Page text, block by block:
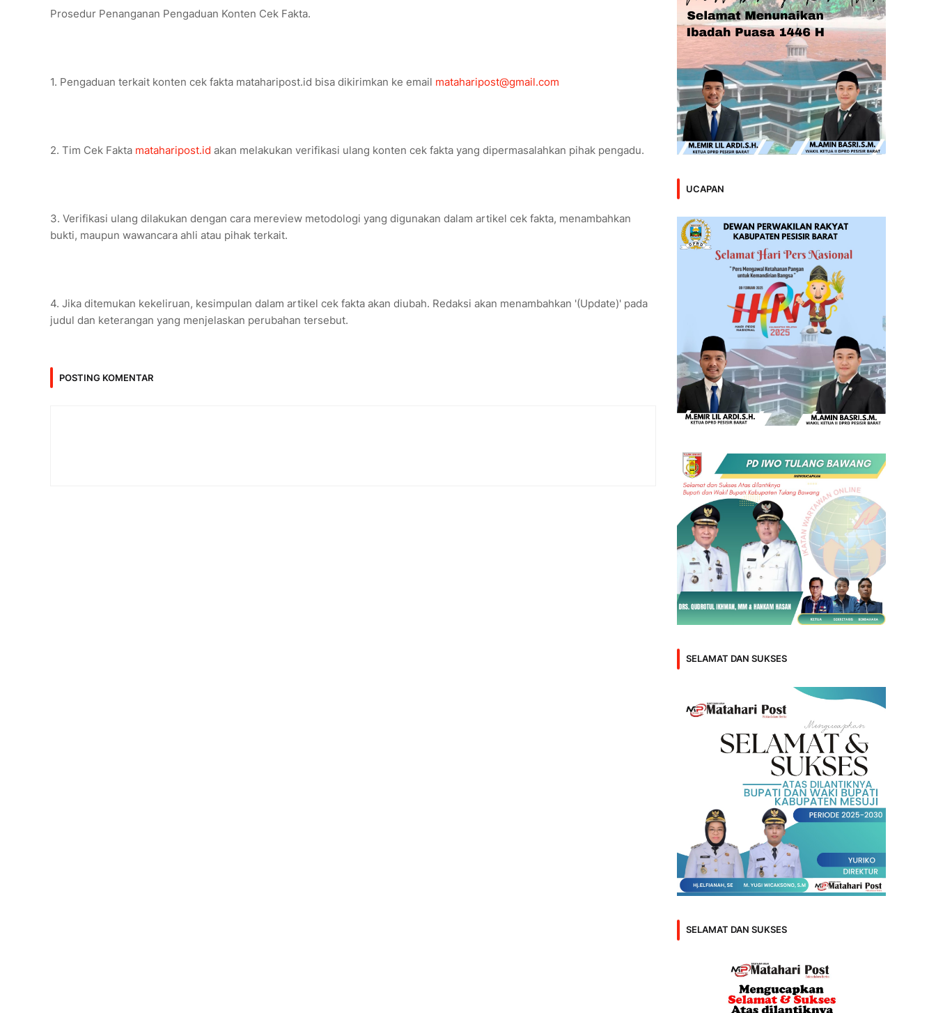
Prosedur Penanganan Pengaduan Konten Cek Fakta.
1. Pengaduan terkait konten cek fakta mataharipost.id bisa dikirimkan ke email mataharipost@gmail.com
2. Tim Cek Fakta mataharipost.id akan melakukan verifikasi ulang konten cek fakta yang dipermasalahkan pihak pengadu.
3. Verifikasi ulang dilakukan dengan cara mereview metodologi yang digunakan dalam artikel cek fakta, menambahkan
bukti, maupun wawancara ahli atau pihak terkait.
4. Jika ditemukan kekeliruan, kesimpulan dalam artikel cek fakta akan diubah. Redaksi akan menambahkan '(Update)' pada
judul dan keterangan yang menjelaskan perubahan tersebut.
POSTING KOMENTAR
UCAPAN
SELAMAT DAN SUKSES
SELAMAT DAN SUKSES